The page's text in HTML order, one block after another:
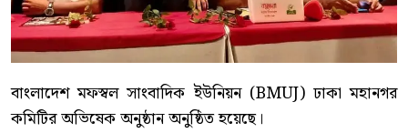
বাংলাদেশ মফস্বল সাংবাদিক ইউনিয়ন (BMUJ) ঢাকা মহানগর
কমিটির অভিষেক অনুষ্ঠান অনুষ্ঠিত হয়েছে।